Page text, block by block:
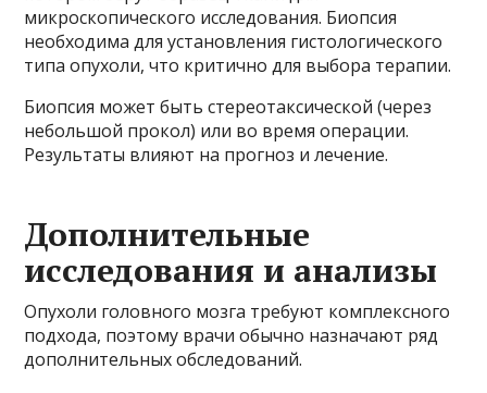
микроскопического исследования. Биопсия
необходима для установления гистологического
типа опухоли, что критично для выбора терапии.
Биопсия может быть стереотаксической (через
небольшой прокол) или во время операции.
Результаты влияют на прогноз и лечение.
Дополнительные
исследования и анализы
Опухоли головного мозга требуют комплексного
подхода, поэтому врачи обычно назначают ряд
дополнительных обследований.